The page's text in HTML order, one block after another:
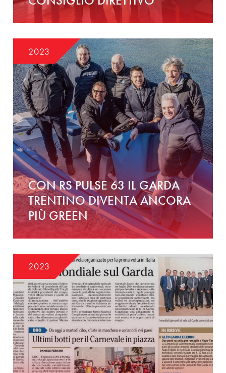
2023
CON RS PULSE 63 IL GARDA
TRENTINO DIVENTA ANCORA
PIÙ GREEN
2023